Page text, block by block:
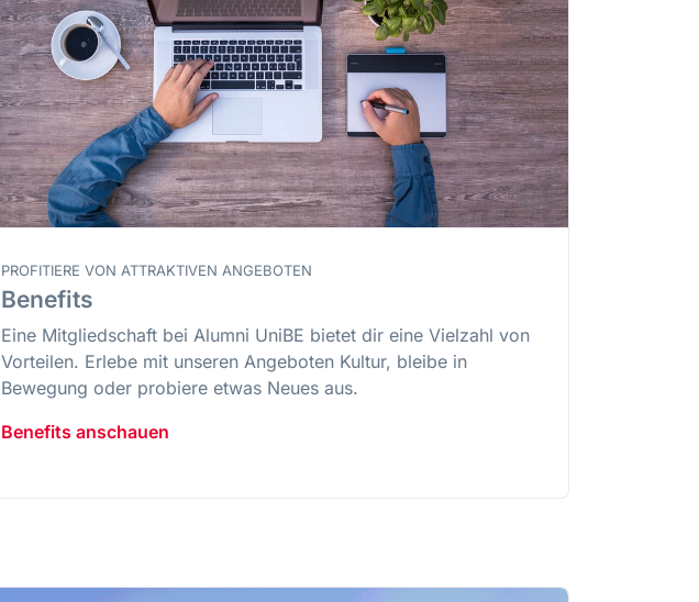
PROFITIERE VON ATTRAKTIVEN ANGEBOTEN
Benefits
Eine Mitgliedschaft bei Alumni UniBE bietet dir eine Vielzahl von
Vorteilen. Erlebe mit unseren Angeboten Kultur, bleibe in
Bewegung oder probiere etwas Neues aus.
Benefits anschauen